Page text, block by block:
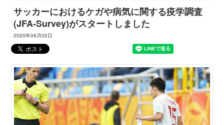
サッカーにおけるケガや病気に関する疫学調査
(JFA-Survey)がスタートしました
2020年06月02日